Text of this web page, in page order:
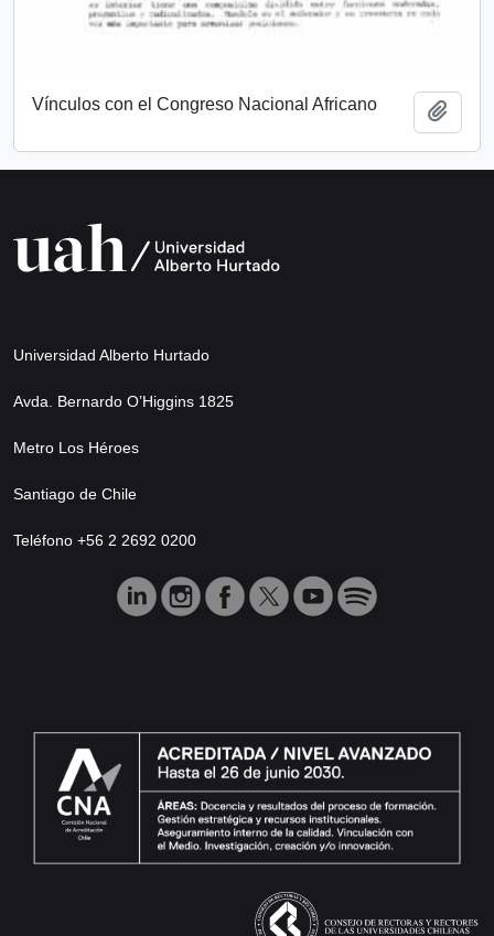
Vínculos con el Congreso Nacional Africano
Universidad Alberto Hurtado
Avda. Bernardo O’Higgins 1825
Metro Los Héroes
Santiago de Chile
Teléfono +56 2 2692 0200